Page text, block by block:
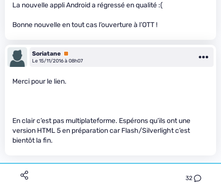
32
La nouvelle appli Android a régressé en qualité :(
Bonne nouvelle en tout cas l’ouverture à l’OTT !
Soriatane Premium
Le 15/11/2016 à 08h07
Merci pour le lien.
En clair c’est pas multiplateforme. Espérons qu’ils ont une
version HTML 5 en préparation car Flash/Silverlight c’est
bientôt la fin.